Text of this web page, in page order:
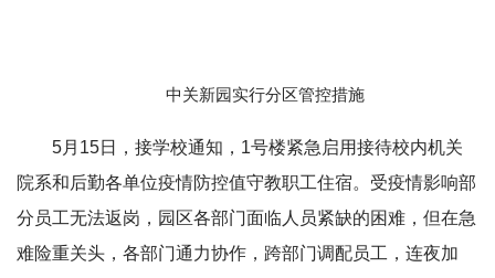
中关新园实行分区管控措施
5月15日，接学校通知，1号楼紧急启用接待校内机关
院系和后勤各单位疫情防控值守教职工住宿。受疫情影响部
分员工无法返岗，园区各部门面临人员紧缺的困难，但在急
难险重关头，各部门通力协作，跨部门调配员工，连夜加